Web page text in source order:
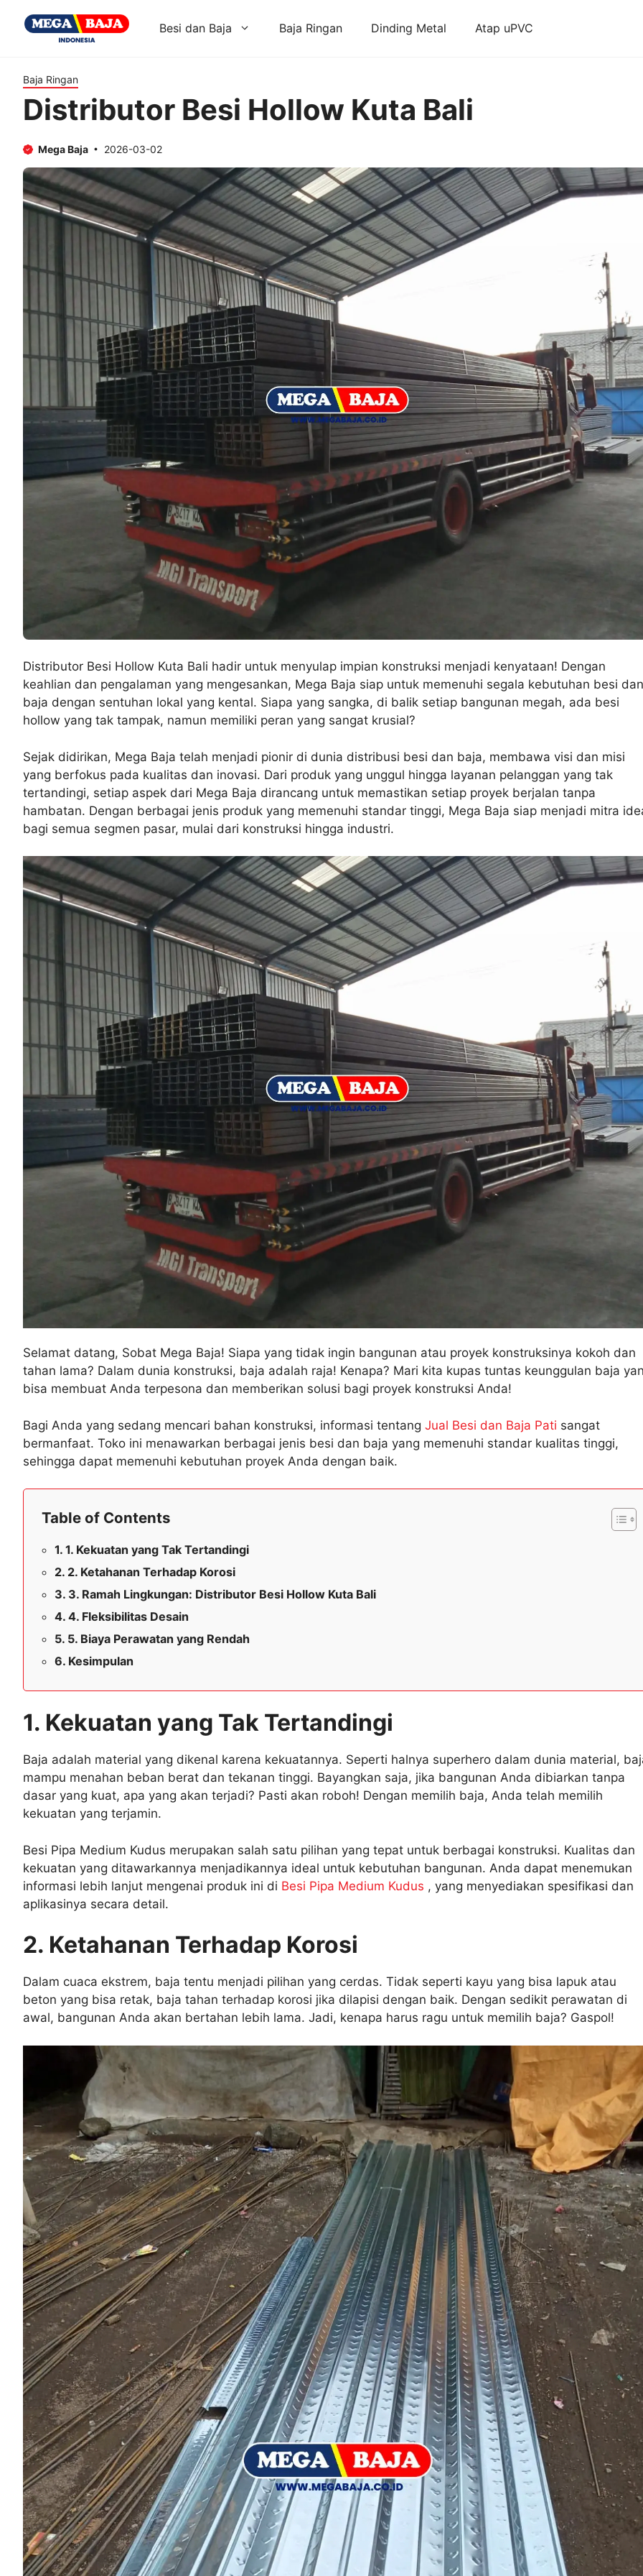
Besi dan Baja Baja Ringan Dinding Metal Atap uPVC
Baja Ringan
Distributor Besi Hollow Kuta Bali
Mega Baja 2026-03-02
Distributor Besi Hollow Kuta Bali hadir untuk menyulap impian konstruksi menjadi kenyataan! Dengan
keahlian dan pengalaman yang mengesankan, Mega Baja siap untuk memenuhi segala kebutuhan besi dan
baja dengan sentuhan lokal yang kental. Siapa yang sangka, di balik setiap bangunan megah, ada besi
hollow yang tak tampak, namun memiliki peran yang sangat krusial?
Sejak didirikan, Mega Baja telah menjadi pionir di dunia distribusi besi dan baja, membawa visi dan misi
yang berfokus pada kualitas dan inovasi. Dari produk yang unggul hingga layanan pelanggan yang tak
tertandingi, setiap aspek dari Mega Baja dirancang untuk memastikan setiap proyek berjalan tanpa
hambatan. Dengan berbagai jenis produk yang memenuhi standar tinggi, Mega Baja siap menjadi mitra
bagi semua segmen pasar, mulai dari konstruksi hingga industri.
Selamat datang, Sobat Mega Baja! Siapa yang tidak ingin bangunan atau proyek konstruksinya kokoh dan
tahan lama? Dalam dunia konstruksi, baja adalah raja! Kenapa? Mari kita kupas tuntas keunggulan baja
bisa membuat Anda terpesona dan memberikan solusi bagi proyek konstruksi Anda!
Bagi Anda yang sedang mencari bahan konstruksi, informasi tentang Jual Besi dan Baja Pati sangat
bermanfaat. Toko ini menawarkan berbagai jenis besi dan baja yang memenuhi standar kualitas tinggi,
sehingga dapat memenuhi kebutuhan proyek Anda dengan baik.
Table of Contents
1. Kekuatan yang Tak Tertandingi
2. Ketahanan Terhadap Korosi
3. Ramah Lingkungan: Distributor Besi Hollow Kuta Bali
4. Fleksibilitas Desain
5. Biaya Perawatan yang Rendah
Kesimpulan
1. Kekuatan yang Tak Tertandingi
Baja adalah material yang dikenal karena kekuatannya. Seperti halnya superhero dalam dunia material,
mampu menahan beban berat dan tekanan tinggi. Bayangkan saja, jika bangunan Anda dibiarkan tanpa
dasar yang kuat, apa yang akan terjadi? Pasti akan roboh! Dengan memilih baja, Anda telah memilih
kekuatan yang terjamin.
Besi Pipa Medium Kudus merupakan salah satu pilihan yang tepat untuk berbagai konstruksi. Kualitas dan
kekuatan yang ditawarkannya menjadikannya ideal untuk kebutuhan bangunan. Anda dapat menemukan
informasi lebih lanjut mengenai produk ini di Besi Pipa Medium Kudus , yang menyediakan spesifikasi dan
aplikasinya secara detail.
2. Ketahanan Terhadap Korosi
Dalam cuaca ekstrem, baja tentu menjadi pilihan yang cerdas. Tidak seperti kayu yang bisa lapuk atau
beton yang bisa retak, baja tahan terhadap korosi jika dilapisi dengan baik. Dengan sedikit perawatan di
awal, bangunan Anda akan bertahan lebih lama. Jadi, kenapa harus ragu untuk memilih baja? Gaspol!